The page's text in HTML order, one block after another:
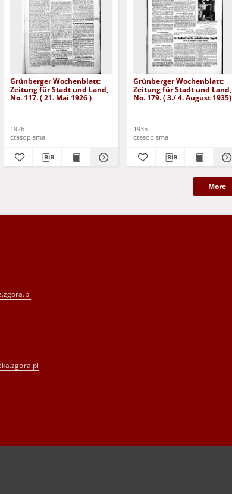
Grünberger Wochenblatt:
Zeitung für Stadt und Land,
No. 117. ( 21. Mai 1926 )
1926
czasopisma
Grünberger Wochenblatt:
Zeitung für Stadt und Land,
No. 179. ( 3./ 4. August 1935)
1935
czasopisma
More